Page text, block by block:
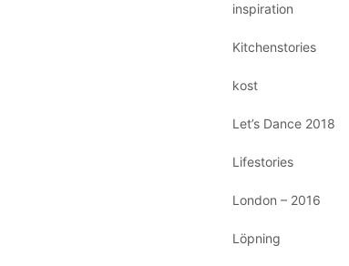
inspiration
Kitchenstories
kost
Let’s Dance 2018
Lifestories
London – 2016
Löpning